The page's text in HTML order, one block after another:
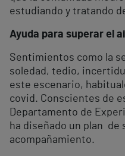
estudiando y tratando
Ayuda para superar el
Sentimientos como la
soledad, tedio,
este escenario,
covid. Conscientes de
Departamento de
ha diseñado un plan de
acompañamiento.